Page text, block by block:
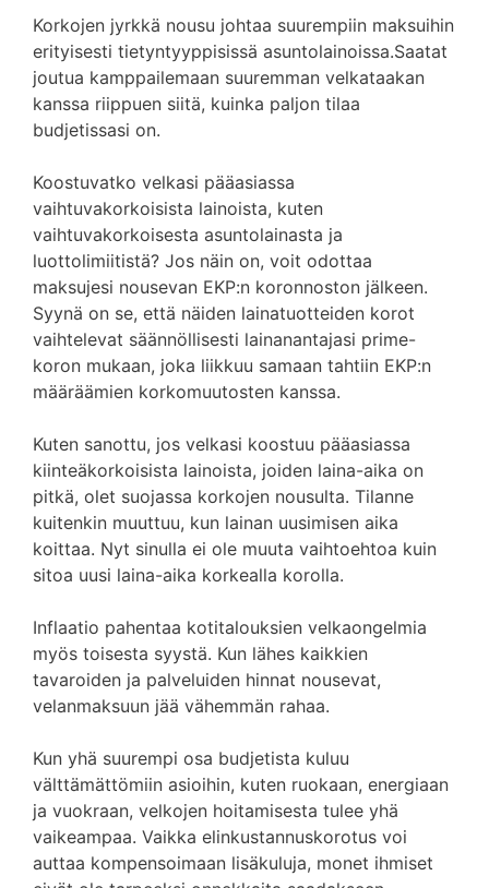
Korkojen jyrkkä nousu johtaa suurempiin maksuihin
erityisesti tietyntyyppisissä asuntolainoissa.Saatat
joutua kamppailemaan suuremman velkataakan
kanssa riippuen siitä, kuinka paljon tilaa
budjetissasi on.
Koostuvatko velkasi pääasiassa
vaihtuvakorkoisista lainoista, kuten
vaihtuvakorkoisesta asuntolainasta ja
luottolimiitistä? Jos näin on, voit odottaa
maksujesi nousevan EKP:n koronnoston jälkeen.
Syynä on se, että näiden lainatuotteiden korot
vaihtelevat säännöllisesti lainanantajasi prime-
koron mukaan, joka liikkuu samaan tahtiin EKP:n
määräämien korkomuutosten kanssa.
Kuten sanottu, jos velkasi koostuu pääasiassa
kiinteäkorkoisista lainoista, joiden laina-aika on
pitkä, olet suojassa korkojen nousulta. Tilanne
kuitenkin muuttuu, kun lainan uusimisen aika
koittaa. Nyt sinulla ei ole muuta vaihtoehtoa kuin
sitoa uusi laina-aika korkealla korolla.
Inflaatio pahentaa kotitalouksien velkaongelmia
myös toisesta syystä. Kun lähes kaikkien
tavaroiden ja palveluiden hinnat nousevat,
velanmaksuun jää vähemmän rahaa.
Kun yhä suurempi osa budjetista kuluu
välttämättömiin asioihin, kuten ruokaan, energiaan
ja vuokraan, velkojen hoitamisesta tulee yhä
vaikeampaa. Vaikka elinkustannuskorotus voi
auttaa kompensoimaan lisäkuluja, monet ihmiset